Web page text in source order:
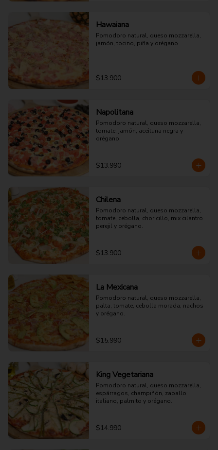
Hawaiana
Pomodoro natural, queso mozzarella,
jamón, tocino, piña y orégano
$13.900
Napolitana
Pomodoro natural, queso mozzarella,
tomate, jamón, aceituna negra y
orégano.
$13.990
Chilena
Pomodoro natural, queso mozzarella,
tomate, cebolla, choricillo, mix cilantro
perejil y orégano.
$13.900
La Mexicana
Pomodoro natural, queso mozzarella,
palta, tomate, cebolla morada, nachos
y orégano.
$15.990
King Vegetariana
Pomodoro natural, queso mozzarella,
espárragos, champiñón, zapallo
italiano, palmito y orégano.
$14.990